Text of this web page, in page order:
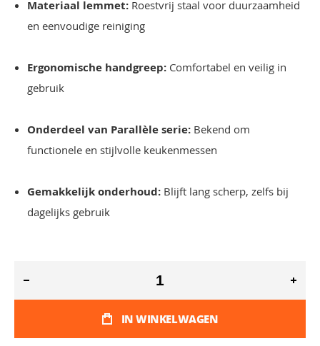
Materiaal lemmet: Roestvrij staal voor duurzaamheid
en eenvoudige reiniging
Ergonomische handgreep: Comfortabel en veilig in
gebruik
Onderdeel van Parallèle serie: Bekend om
functionele en stijlvolle keukenmessen
Gemakkelijk onderhoud: Blijft lang scherp, zelfs bij
dagelijks gebruik
IN WINKELWAGEN